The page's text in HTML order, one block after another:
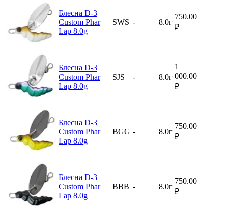
Блесна D-3
Custom Phar
Lap 8.0g
SWS - 8.0г
750.00
₽
Блесна D-3
Custom Phar
Lap 8.0g
SJS - 8.0г
1
000.00
₽
Блесна D-3
Custom Phar
Lap 8.0g
BGG - 8.0г
750.00
₽
Блесна D-3
Custom Phar
Lap 8.0g
BBB - 8.0г
750.00
₽